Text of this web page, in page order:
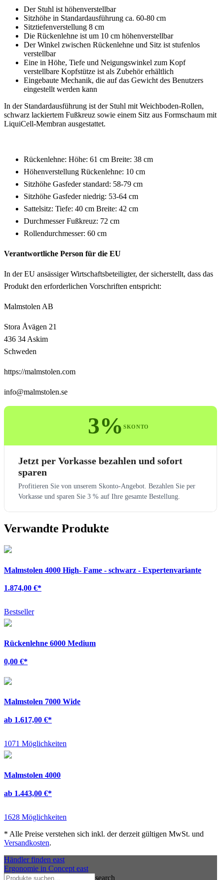
Der Stuhl ist höhenverstellbar
Sitzhöhe in Standardausführung ca. 60-80 cm
Sitztiefenverstellung 8 cm
Die Rückenlehne ist um 10 cm höhenverstellbar
Der Winkel zwischen Rückenlehne und Sitz ist stufenlos
verstellbar
Eine in Höhe, Tiefe und Neigungswinkel zum Kopf
verstellbare Kopfstütze ist als Zubehör erhältlich
Eingebaute Mechanik, die auf das Gewicht des Benutzers
eingestellt werden kann
In der Standardausführung ist der Stuhl mit Weichboden-Rollen,
schwarz lackiertem Fußkreuz sowie einem Sitz aus Formschaum mit
LiquiCell-Membran ausgestattet.
Rückenlehne: Höhe: 61 cm Breite: 38 cm
Höhenverstellung Rückenlehne: 10 cm
Sitzhöhe Gasfeder standard: 58-79 cm
Sitzhöhe Gasfeder niedrig: 53-64 cm
Sattelsitz: Tiefe: 40 cm Breite: 42 cm
Durchmesser Fußkreuz: 72 cm
Rollendurchmesser: 60 cm
Verantwortliche Person für die EU
In der EU ansässiger Wirtschaftsbeteiligter, der sicherstellt, dass das
Produkt den erforderlichen Vorschriften entspricht:
Malmstolen AB
Stora Åvägen 21
436 34 Askim
Schweden
https://malmstolen.com
info@malmstolen.se
3%SKONTO
Jetzt per Vorkasse bezahlen und sofort
sparen
Profitieren Sie von unserem Skonto-Angebot. Bezahlen Sie per
Vorkasse und sparen Sie 3 % auf Ihre gesamte Bestellung.
Verwandte Produkte
Malmstolen 4000 High- Fame - schwarz - Expertenvariante
1.874,00 €*
Bestseller
Rückenlehne 6000 Medium
0,00 €*
Malmstolen 7000 Wide
ab 1.617,00 €*
1071 Möglichkeiten
Malmstolen 4000
ab 1.443,00 €*
1628 Möglichkeiten
* Alle Preise verstehen sich inkl. der derzeit gültigen MwSt. und
Versandkosten.
Händler finden east
Ergonomie in Concept east
search